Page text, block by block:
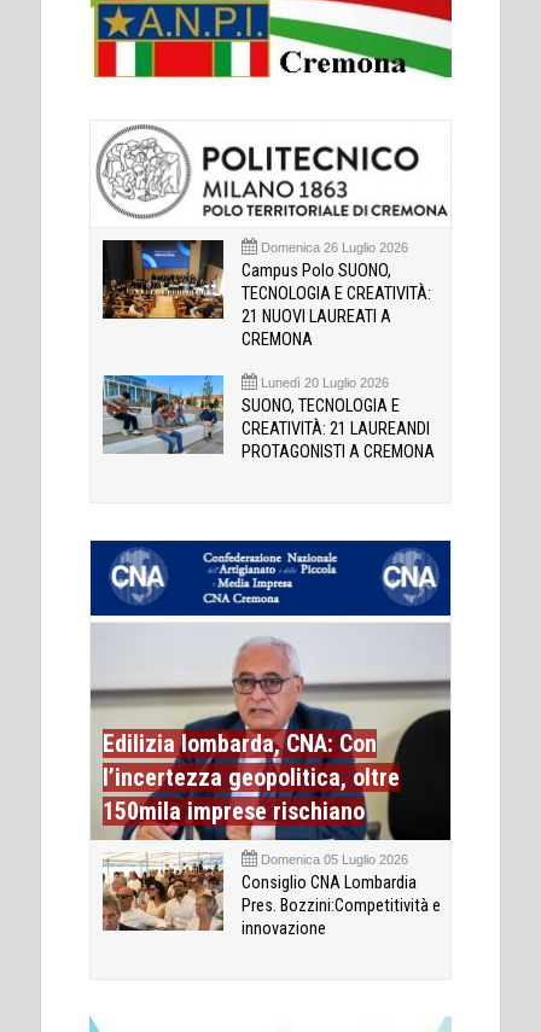
Domenica 26 Luglio 2026
Campus Polo SUONO,
TECNOLOGIA E CREATIVITÀ:
21 NUOVI LAUREATI A
CREMONA
Lunedì 20 Luglio 2026
SUONO, TECNOLOGIA E
CREATIVITÀ: 21 LAUREANDI
PROTAGONISTI A CREMONA
Edilizia lombarda, CNA: Con
l’incertezza geopolitica, oltre
150mila imprese rischiano
Domenica 05 Luglio 2026
Consiglio CNA Lombardia
Pres. Bozzini:Competitività e
innovazione